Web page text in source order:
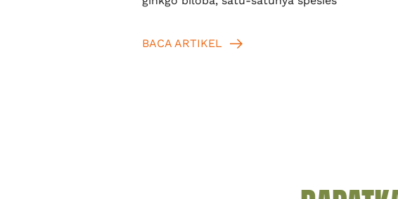
manfaat ginkgo biloba yang banyak,
BACA ARTIKEL